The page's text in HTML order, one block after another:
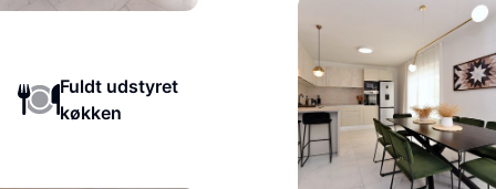
Fuldt udstyret
køkken